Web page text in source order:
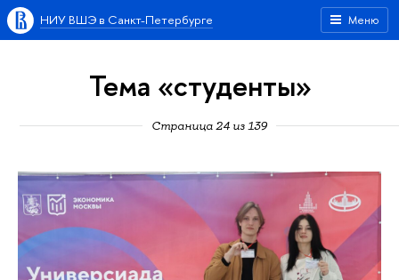
Меню
НИУ ВШЭ в Санкт-Петербурге
Тема «студенты»
Страница 24 из 139